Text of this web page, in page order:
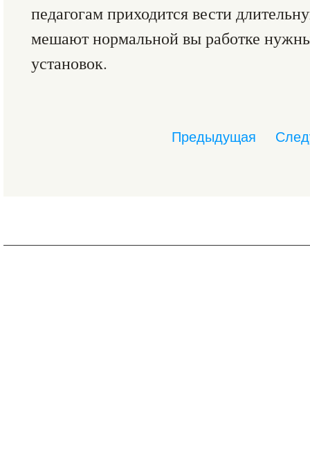
педагогам приходится вести
мешают нормальной вы работке
установок.
Предыдущая